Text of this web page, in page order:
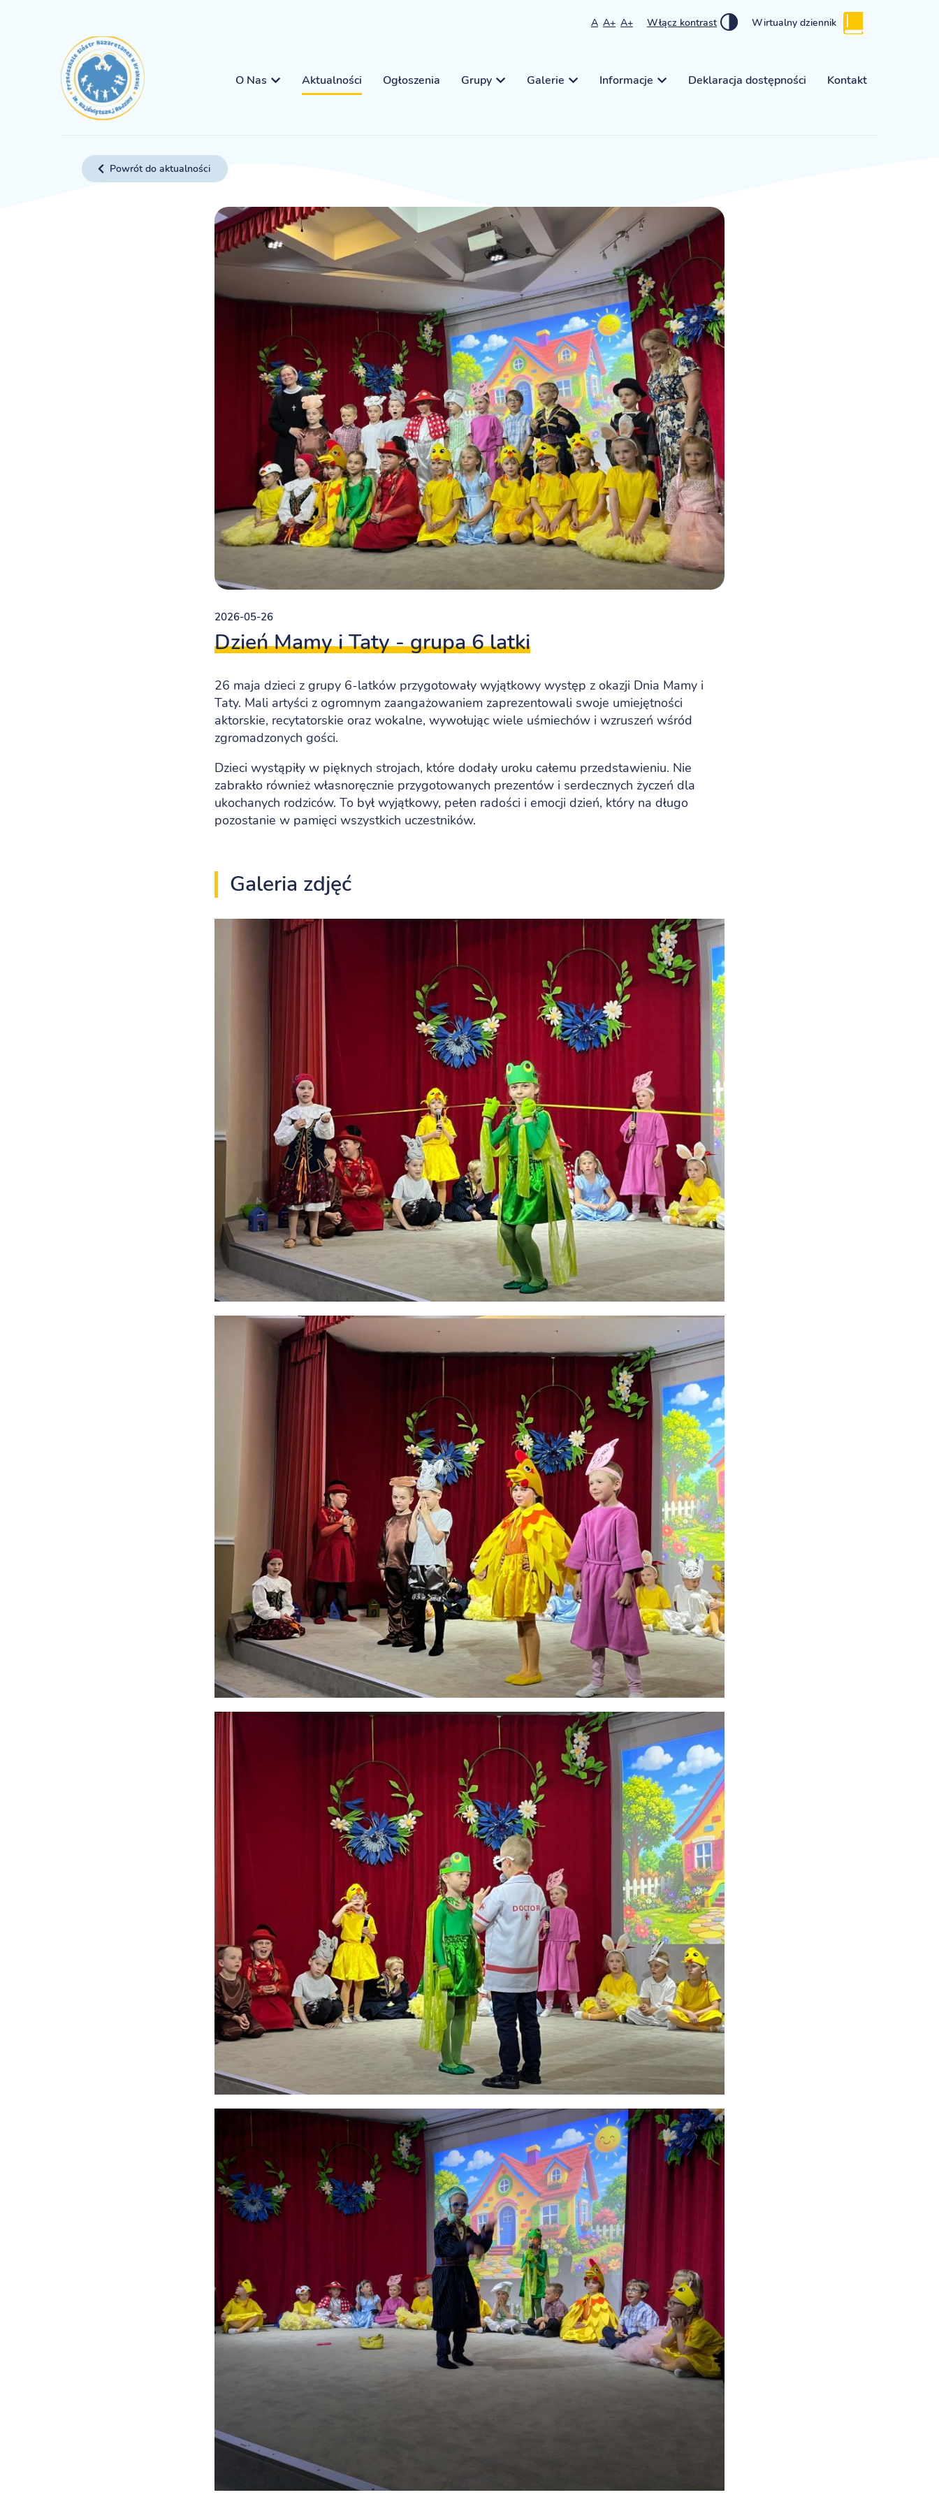
A A+ A+ Włącz kontrast Wirtualny dziennik
O Nas Aktualności Ogłoszenia Grupy Galerie Informacje Deklaracja dostępności Kontakt
Powrót do aktualności
2026-05-26
Dzień Mamy i Taty - grupa 6 latki
26 maja dzieci z grupy 6-latków przygotowały wyjątkowy występ z okazji Dnia Mamy i
Taty. Mali artyści z ogromnym zaangażowaniem zaprezentowali swoje umiejętności
aktorskie, recytatorskie oraz wokalne, wywołując wiele uśmiechów i wzruszeń wśród
zgromadzonych gości.
Dzieci wystąpiły w pięknych strojach, które dodały uroku całemu przedstawieniu. Nie
zabrakło również własnoręcznie przygotowanych prezentów i serdecznych życzeń dla
ukochanych rodziców. To był wyjątkowy, pełen radości i emocji dzień, który na długo
pozostanie w pamięci wszystkich uczestników.
Galeria zdjęć